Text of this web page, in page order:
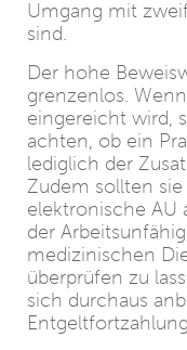
Umgang mit
sind.
Der hohe
grenzenlos.
eingereicht wird,
achten, ob ein
lediglich der
Zudem sollten sie
elektronische AU
der
medizinischen
überprüfen zu
sich durchaus